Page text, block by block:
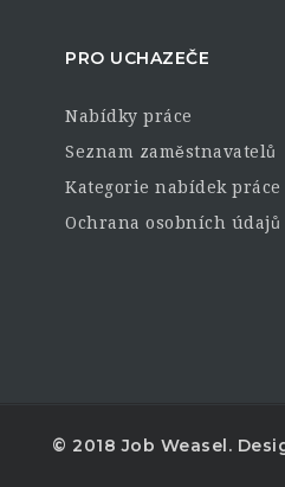
PRO UCHAZEČE
Nabídky práce
Seznam zaměstnavatelů
Kategorie nabídek práce
Ochrana osobních údajů
© 2018 Job Weasel.